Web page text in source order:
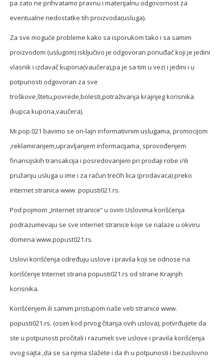
pa zato ne prihvatamo pravnu i materijalnu odgovornost za
eventualne nedostatke tih proizvoda(usluga).
Za sve moguće probleme kako sa isporukom tako i sa samim
proizvodom (uslugom) isključivo je odgovoran ponuđač koji je jedini
vlasnik i izdavač kupona(vaučera),pa je sa tim u vezi i jedini i u
potpunosti odgovoran za sve
troškove,štetu,povrede,bolesti,potraživanja krajnjeg korisnika
(kupca kupona,vaučera).
Mi pop.021 bavimo se on-lajn informativnim uslugama, promocijom
,reklamiranjem,upravljanjem informacijama, sprovođenjem
finansijskih transakcija i posredovanjem pri prodaji robe i/ili
pružanju usluga u ime i za račun trećih lica (prodavaca) preko
internet stranica www. popusti021.rs.
Pod pojmom „Internet stranice“ u ovim Uslovima korišćenja
podrazumevaju se sve internet stranice koje se nalaze u okviru
domena www.popust021.rs.
Uslovi korišćenja određuju uslove i pravila koji se odnose na
korišćenje Internet strana popusti021.rs od strane Krajnjih
korisnika.
Korišćenjem ili samim pristupom naše veb stranice www.
popusti021.rs. (osim kod prvog čitanja ovih uslova), potvrđujete da
ste u potpunosti pročitali i razumeli sve uslove i pravila korišćenja
ovog sajta ,da se sa njima slažete i da ih u potpunosti i bezuslovno